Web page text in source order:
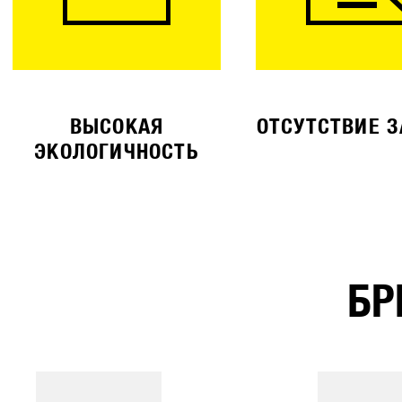
ВЫСОКАЯ
ЭКОЛОГИЧНОСТЬ
ОТСУТСТВИЕ